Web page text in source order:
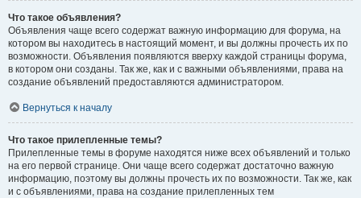
Что такое объявления?
Объявления чаще всего содержат важную информацию для форума, на
котором вы находитесь в настоящий момент, и вы должны прочесть их по
возможности. Объявления появляются вверху каждой страницы форума,
в котором они созданы. Так же, как и с важными объявлениями, права на
создание объявлений предоставляются администратором.
Вернуться к началу
Что такое прилепленные темы?
Прилепленные темы в форуме находятся ниже всех объявлений и только
на его первой странице. Они чаще всего содержат достаточно важную
информацию, поэтому вы должны прочесть их по возможности. Так же, как
и с объявлениями, права на создание прилепленных тем